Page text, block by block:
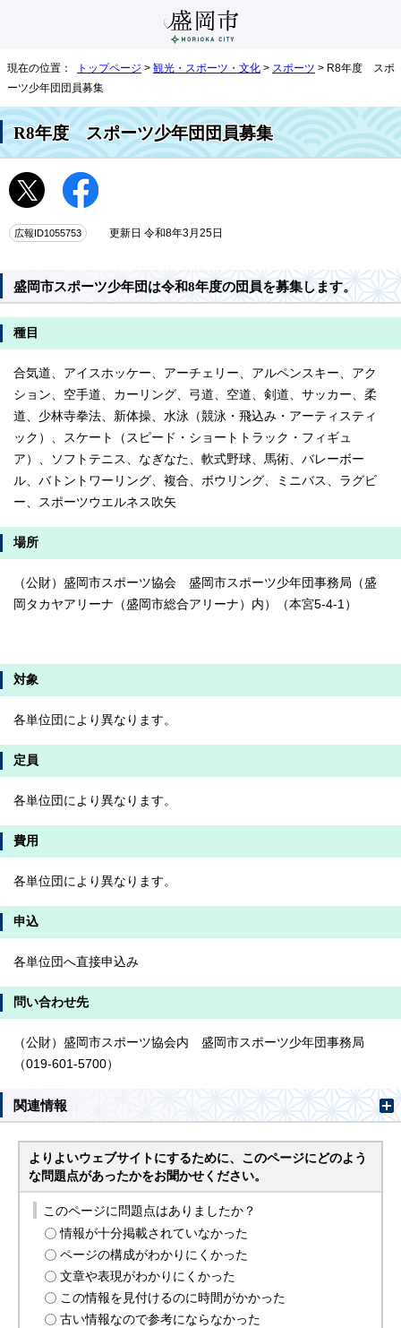
現在の位置： トップページ > 観光・スポーツ・文化 > スポーツ > R8年度 スポ
ーツ少年団団員募集
R8年度 スポーツ少年団団員募集
広報ID1055753 更新日 令和8年3月25日
盛岡市スポーツ少年団は令和8年度の団員を募集します。
種目
合気道、アイスホッケー、アーチェリー、アルペンスキー、アク
ション、空手道、カーリング、弓道、空道、剣道、サッカー、柔
道、少林寺拳法、新体操、水泳（競泳・飛込み・アーティスティ
ック）、スケート（スピード・ショートトラック・フィギュ
ア）、ソフトテニス、なぎなた、軟式野球、馬術、バレーボー
ル、バトントワーリング、複合、ボウリング、ミニバス、ラグビ
ー、スポーツウエルネス吹矢
場所
（公財）盛岡市スポーツ協会 盛岡市スポーツ少年団事務局（盛
岡タカヤアリーナ（盛岡市総合アリーナ）内）（本宮5-4-1）
対象
各単位団により異なります。
定員
各単位団により異なります。
費用
各単位団により異なります。
申込
各単位団へ直接申込み
問い合わせ先
（公財）盛岡市スポーツ協会内 盛岡市スポーツ少年団事務局
（019-601-5700）
関連情報
よりよいウェブサイトにするために、このページにどのよう
な問題点があったかをお聞かせください。
このページに問題点はありましたか？
情報が十分掲載されていなかった
ページの構成がわかりにくかった
文章や表現がわかりにくかった
この情報を見付けるのに時間がかかった
古い情報なので参考にならなかった